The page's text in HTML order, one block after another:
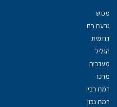
מכוש
גבעת רם
דרומית
הגליל
מערבית
מרכז
רמת רבין
רמת נבון